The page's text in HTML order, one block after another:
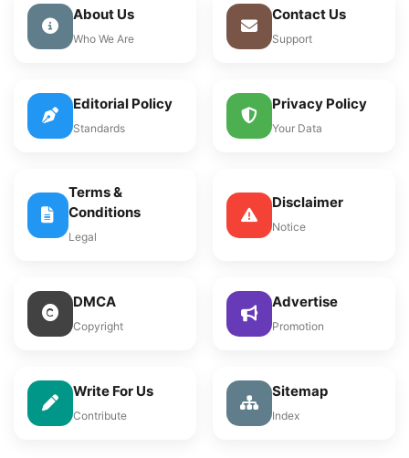
About Us
Who We Are
Contact Us
Support
Editorial Policy
Standards
Privacy Policy
Your Data
Terms &
Conditions
Legal
Disclaimer
Notice
DMCA
Copyright
Advertise
Promotion
Write For Us
Contribute
Sitemap
Index